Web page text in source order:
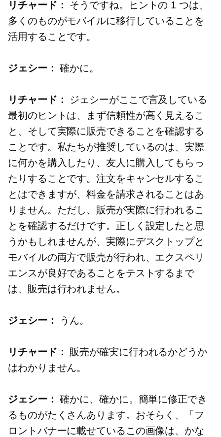
リチャード：
そうですね。ヒントの 1 つは、
多くのものがモバイルに移行していることを
活用することです。
ジェシー： 確かに。
リチャード：
ジェシーがここで言及している
最初のヒントは、まず信頼性が高く見えるこ
と、そして実際に販売できることを確認する
ことです。私たちが推奨しているのは、実際
に何かを購入したり、友人に購入してもらっ
たりすることです。注文をキャンセルするこ
とはできますが、料金を請求されることはあ
りません。ただし、販売が実際に行われるこ
とを確認するだけです。正しく設定したと思
うかもしれませんが、実際にデスクトップと
モバイルの両方で販売が行われ、エクスペリ
エンスが良好であることをテストするまで
は、販売は行われません。
ジェシー： うん。
リチャード：
販売が確実に行われるかどうか
はわかりません。
ジェシー： 確かに、確かに。簡単に修正でき
るものがたくさんあります。おそらく、「フ
ロントバナーに載せているこの画像は、かな